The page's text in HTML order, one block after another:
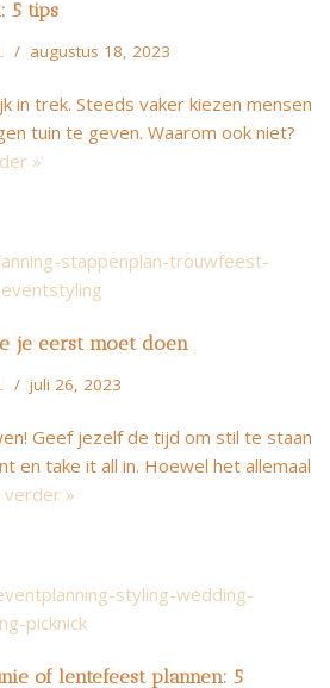
5 tips
augustus 18, 2023
in trek. Steeds vaker kiezen mensen
tuin te geven. Waarom ook niet?
»
je eerst moet doen
juli 26, 2023
Geef jezelf de tijd om stil te staan
en take it all in. Hoewel het allemaal
verder »
of lentefeest plannen: 5